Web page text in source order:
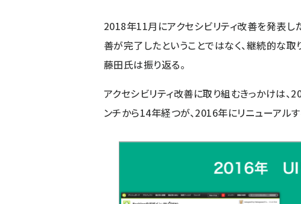
2018年11月にアクセシビリティ改善を発表し
善が完了したということではなく、継続的な
藤田氏は振り返る。
アクセシビリティ改善に取り組むきっかけは
ンチから14年経つが、2016年にリニューアル